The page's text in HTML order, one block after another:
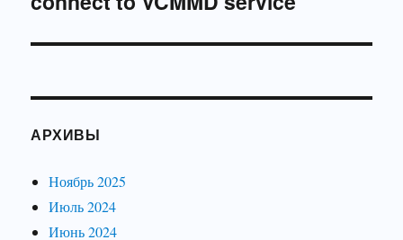
АРХИВЫ
Ноябрь 2025
Июль 2024
Июнь 2024